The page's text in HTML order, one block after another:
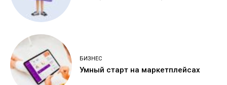
БИЗНЕС
Умный старт на маркетплейсах